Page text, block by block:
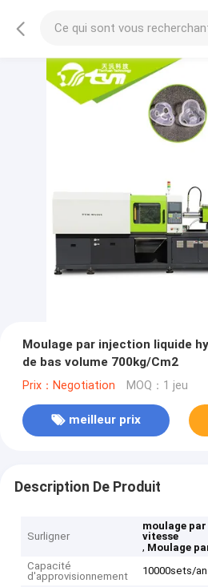
Moulage par injection liquide
de bas volume 700kg/Cm2
Prix：Negotiation MOQ：1 jeu
meilleur prix
Description De Produit
Surligner
moulage
vitesse
, Moulage
Capacité
d'approvisionnement
10000sets/an